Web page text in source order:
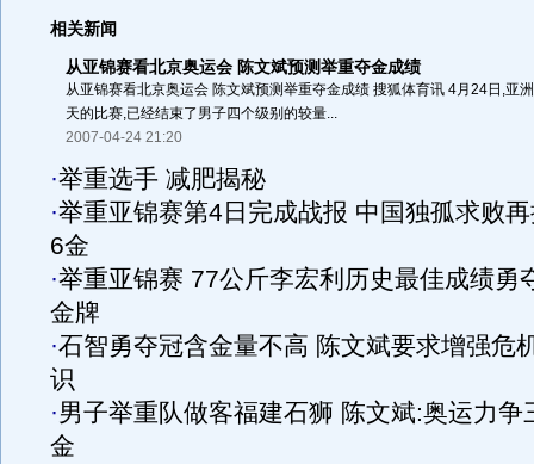
相关新闻
从亚锦赛看北京奥运会 陈文斌预测举重夺金成绩
从亚锦赛看北京奥运会 陈文斌预测举重夺金成绩 搜狐体育讯 4月24日,亚
天的比赛,已经结束了男子四个级别的较量...
2007-04-24 21:20
·举重选手 减肥揭秘
·举重亚锦赛第4日完成战报 中国独孤求败
6金
·举重亚锦赛 77公斤李宏利历史最佳成绩勇
金牌
·石智勇夺冠含金量不高 陈文斌要求增强危
识
·男子举重队做客福建石狮 陈文斌:奥运力争
金